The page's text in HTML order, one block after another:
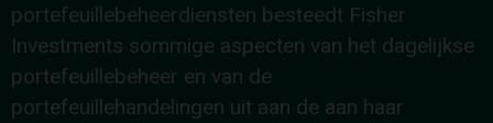
portefeuillebeheerdiensten besteedt Fisher
Investments sommige aspecten van het dagelijkse
portefeuillebeheer en van de
portefeuillehandelingen uit aan de aan haar